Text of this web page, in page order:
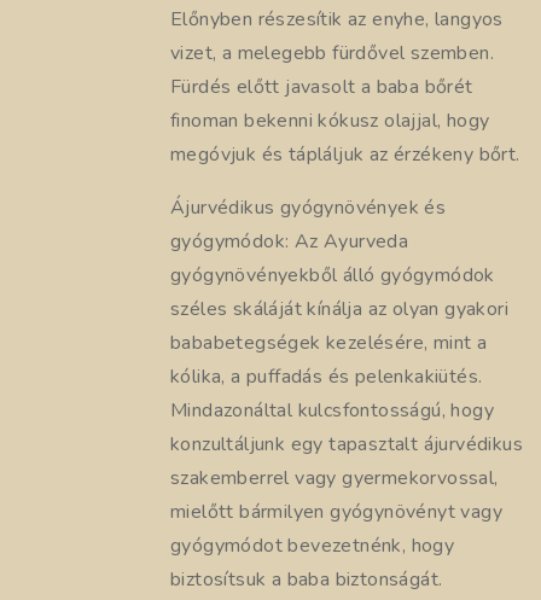
Előnyben részesítik az enyhe, langyos
vizet, a melegebb fürdővel szemben.
Fürdés előtt javasolt a baba bőrét
finoman bekenni kókusz olajjal, hogy
megóvjuk és tápláljuk az érzékeny bőrt.
Ájurvédikus gyógynövények és
gyógymódok: Az Ayurveda
gyógynövényekből álló gyógymódok
széles skáláját kínálja az olyan gyakori
bababetegségek kezelésére, mint a
kólika, a puffadás és pelenkakiütés.
Mindazonáltal kulcsfontosságú, hogy
konzultáljunk egy tapasztalt ájurvédikus
szakemberrel vagy gyermekorvossal,
mielőtt bármilyen gyógynövényt vagy
gyógymódot bevezetnénk, hogy
biztosítsuk a baba biztonságát.